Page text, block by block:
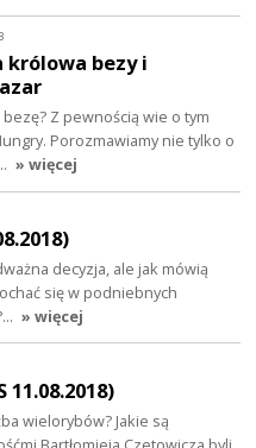
królowa bezy i
Z pewnością wie o tym
Porozmawiamy nie tylko o
» więcej
decyzja, ale jak mówią
się w podniebnych
» więcej
wielorybów? Jakie są